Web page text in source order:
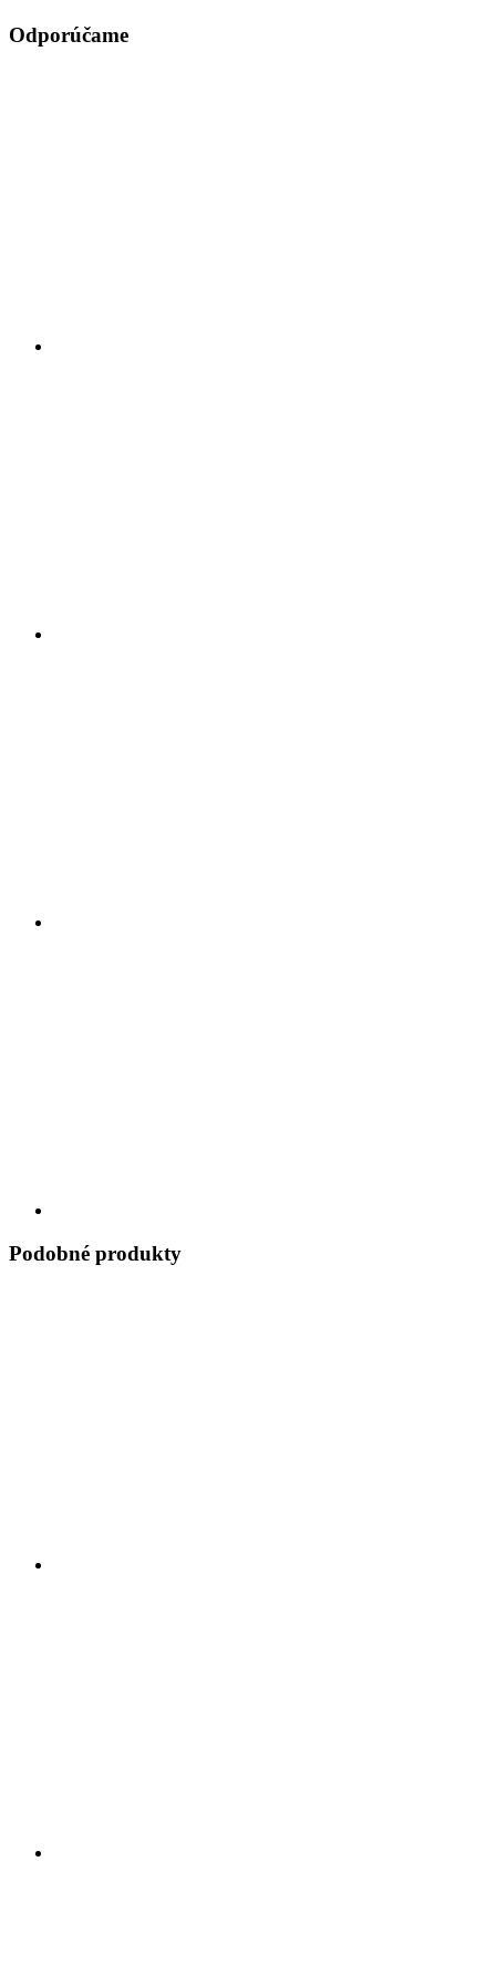
Odporúčame
Podobné produkty